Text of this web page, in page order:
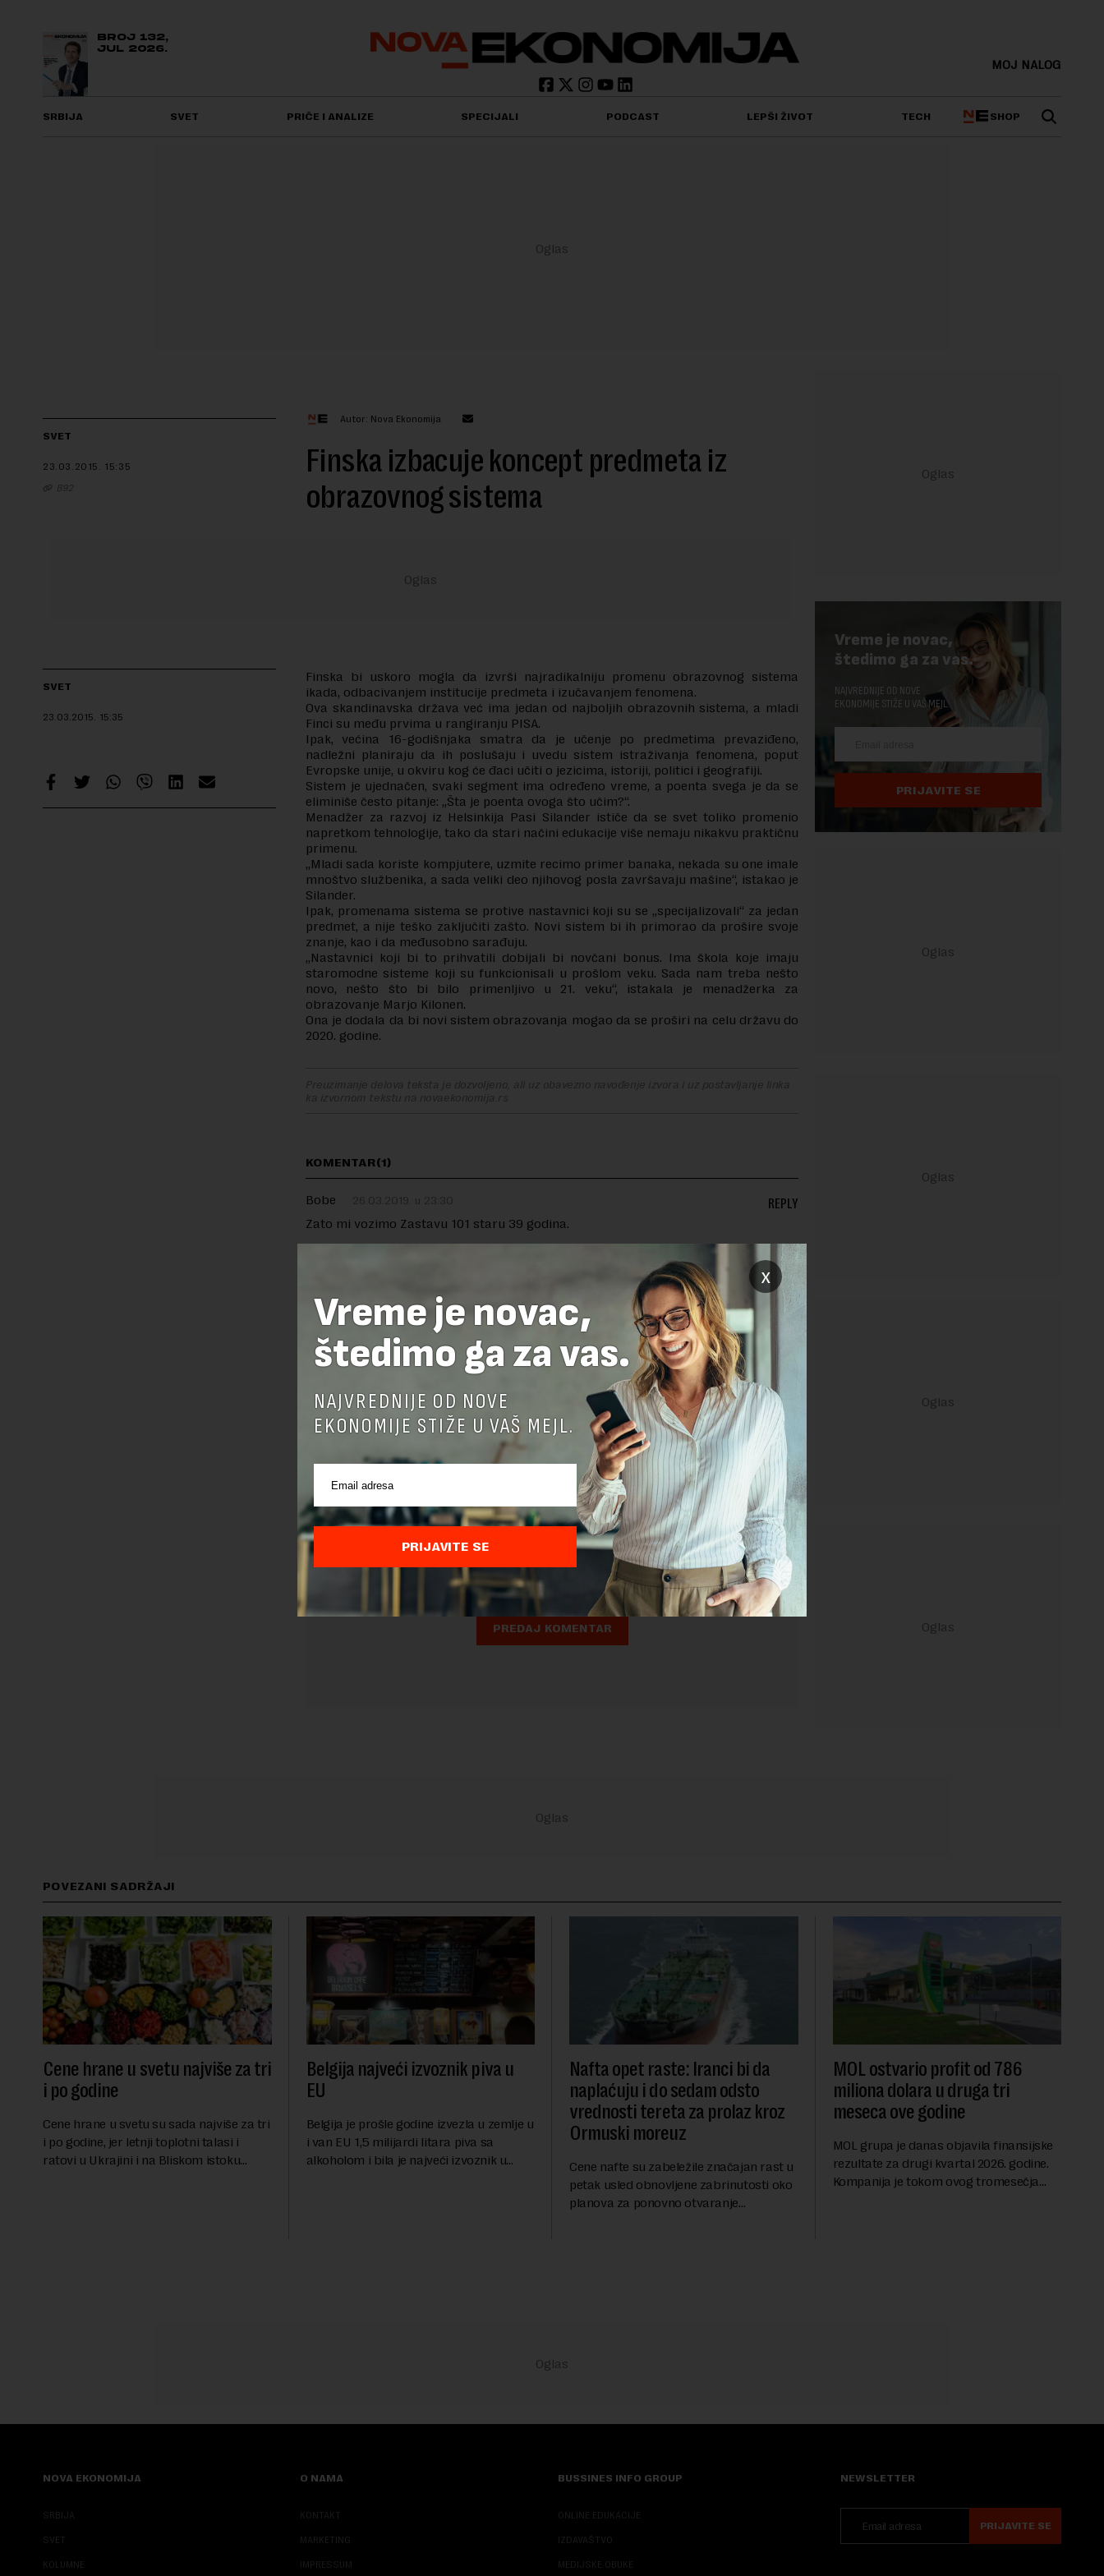
BROJ 132,
JUL 2026.
MOJ NALOG
SRBIJA SVET PRIČE I ANALIZE SPECIJALI PODCAST LEPŠI ŽIVOT TECH SHOP
SVET
23.03.2015. 15:35
B92
Autor: Nova Ekonomija
Finska izbacuje koncept predmeta iz
obrazovnog sistema
SVET
23.03.2015. 15:35
Finska bi uskoro mogla da izvrši najradikalniju promenu obrazovnog sistema
ikada, odbacivanjem institucije predmeta i izučavanjem fenomena.
Ova skandinavska država već ima jedan od najboljih obrazovnih sistema, a mladi
Finci su među prvima u rangiranju PISA.
Ipak, većina 16-godišnjaka smatra da je učenje po predmetima prevaziđeno,
nadležni planiraju da ih poslušaju i uvedu sistem istraživanja fenomena, poput
Evropske unije, u okviru kog će đaci učiti o jezicima, istoriji, politici i geografiji.
Sistem je ujednačen, svaki segment ima određeno vreme, a poenta svega je da se
eliminiše često pitanje: „Šta je poenta ovoga što učim?“.
Menadžer za razvoj iz Helsinkija Pasi Silander ističe da se svet toliko promenio
napretkom tehnologije, tako da stari načini edukacije više nemaju nikakvu praktičnu
primenu.
„Mladi sada koriste kompjutere, uzmite recimo primer banaka, nekada su one imale
mnoštvo službenika, a sada veliki deo njihovog posla završavaju mašine“, istakao je
Silander.
Ipak, promenama sistema se protive nastavnici koji su se „specijalizovali“ za jedan
predmet, a nije teško zaključiti zašto. Novi sistem bi ih primorao da prošire svoje
znanje, kao i da međusobno sarađuju.
„Nastavnici koji bi to prihvatili dobijali bi novčani bonus. Ima škola koje imaju
staromodne sisteme koji su funkcionisali u prošlom veku. Sada nam treba nešto
novo, nešto što bi bilo primenljivo u 21. veku“, istakala je menadžerka za
obrazovanje Marjo Kilonen.
Ona je dodala da bi novi sistem obrazovanja mogao da se proširi na celu državu do
2020. godine.
Preuzimanje delova teksta je dozvoljeno, ali uz obavezno navođenje izvora i uz postavljanje linka
ka izvornom tekstu na novaekonomija.rs
KOMENTAR(1)
Bobe 26.03.2019. u 23:30
Zato mi vozimo Zastavu 101 staru 39 godina.
REPLY
OSTAVITE ODGOVOR
Pre slanja komentara, molimo vas da se upoznate sapravilima komentarisanja i pravilima
korišćenja sajta.
Sajt je zaštićen pomocu reCaptcha i Google. Google Politika Privatnostii Google Uslovi
Korišćenjasu primenjeni.
Vreme je novac,
štedimo ga za vas.
NAJVREDNIJE OD NOVE
EKONOMIJE STIŽE U VAŠ MEJL.
PRIJAVITE SE
POVEZANI SADRŽAJI
Cene hrane u svetu najviše za tri
i po godine
Cene hrane u svetu su sada najviše za tri
i po godine, jer letnji toplotni talasi i
ratovi u Ukrajini i na Bliskom istoku
Belgija najveći izvoznik piva u
EU
Belgija je prošle godine izvezla u zemlje u
i van EU 1,5 milijardi litara piva sa
alkoholom i bila je najveći izvoznik u
Nafta opet raste: Iranci bi da
naplaćuju i do sedam odsto
vrednosti tereta za prolaz kroz
Ormuski moreuz
Cene nafte su zabeležile značajan rast u
petak usled obnovljene zabrinutosti oko
planova za ponovno otvaranje
MOL ostvario profit od 786
miliona dolara u druga tri
meseca ove godine
MOL grupa je danas objavila finansijske
rezultate za drugi kvartal 2026. godine.
Kompanija je tokom ovog tromesečja
NOVA EKONOMIJA
SRBIJA
SVET
KOLUMNE
O NAMA
KONTAKT
MARKETING
IMPRESSUM
BUSSINES INFO GROUP
ONLINE EDUKACIJE
IZDAVAŠTVO
MEDIJSKE OBUKE
NEWSLETTER
PRIJAVITE SE
x
Vreme je novac,
štedimo ga za vas.
NAJVREDNIJE OD NOVE
EKONOMIJE STIŽE U VAŠ MEJL.
PRIJAVITE SE